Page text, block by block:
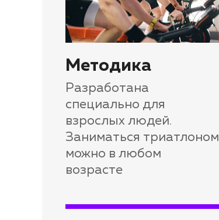
Методика
Разработана
специально для
взрослых людей.
Заниматься триатлоном
можно в любом
возрасте